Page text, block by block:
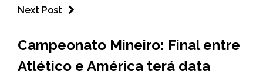
Next Post
Campeonato Mineiro: Final entre
Atlético e América terá data